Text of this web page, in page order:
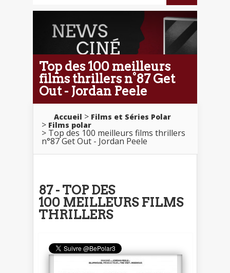
Top des 100 meilleurs
films thrillers n°87 Get
Out - Jordan Peele
Accueil
Films et Séries Polar
Films polar
Top des 100 meilleurs films thrillers
n°87 Get Out - Jordan Peele
87 - TOP DES
100 MEILLEURS FILMS
THRILLERS